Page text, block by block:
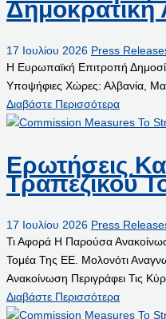
Δημοκρατική
17 Ιουλίου 2026 Press
Η Ευρωπαϊκή Επιτροπή
Υποψήφιες Χώρες: Αλβανία,
Διαβάστε Περισσότερα
Ερωτήσεις
Τραπεζικού
17 Ιουλίου 2026 Press
Τι Αφορά Η Παρούσα
Τομέα Της ΕΕ. Μολονότι
Ανακοίνωση Περιγράφει Τις
Διαβάστε Περισσότερα